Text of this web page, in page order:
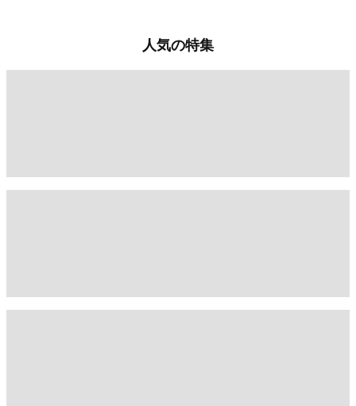
人気の特集